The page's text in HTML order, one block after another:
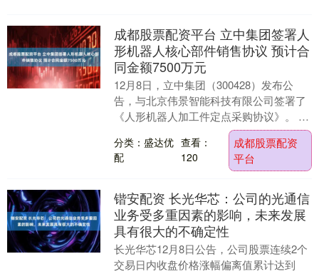
成都股票配资平台 立中集团签署人
形机器人核心部件销售协议 预计合
同金额7500万元
12月8日，立中集团（300428）发布公
告，与北京伟景智能科技有限公司签署了
《人形机器人加工件定点采购协议》。 根
据协议，伟景智能计划长期采购公司生产
的人形机....
分类：盛达优
配
查看：
120
成都股票配资
平台
锴安配资 长光华芯：公司的光通信
业务受多重因素的影响，未来发展
具有很大的不确定性
长光华芯12月8日公告，公司股票连续2个
交易日内收盘价格涨幅偏离值累计达到